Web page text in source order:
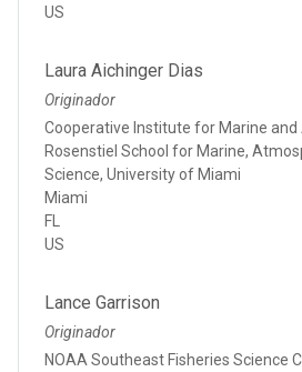
US
Laura Aichinger Dias
Originador
Cooperative Institute for Marine
Rosenstiel School for Marine,
Science, University of Miami
Miami
FL
US
Lance Garrison
Originador
NOAA Southeast Fisheries Science